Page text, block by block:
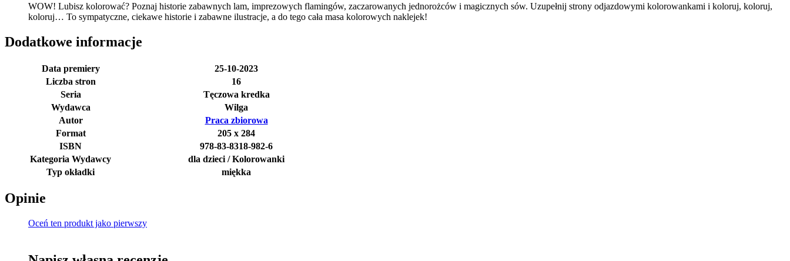
WOW! Lubisz kolorować? Poznaj historie zabawnych lam, imprezowych flamingów, zaczarowanych jednorożców i magicznych sów. Uzupełnij strony odjazdowymi kolorowankami i koloruj, koloruj,
koloruj… To sympatyczne, ciekawe historie i zabawne ilustracje, a do tego cała masa kolorowych naklejek!
Dodatkowe informacje
Data premiery
25-10-2023
Liczba stron
16
Seria
Tęczowa kredka
Wydawca
Wilga
Autor
Praca zbiorowa
Format
205 x 284
ISBN
978-83-8318-982-6
Kategoria Wydawcy
dla dzieci / Kolorowanki
Typ okładki
miękka
Opinie
Oceń ten produkt jako pierwszy